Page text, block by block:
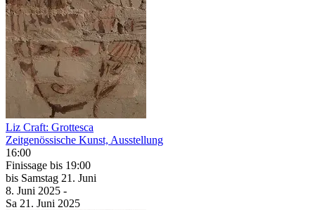
Liz Craft: Grottesca
Zeitgenössische Kunst, Ausstellung
16:00
Finissage bis 19:00
bis Samstag 21. Juni
8. Juni 2025 -
Sa 21. Juni 2025